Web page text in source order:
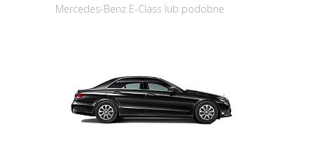
Mercedes-Benz E-Class lub podobne